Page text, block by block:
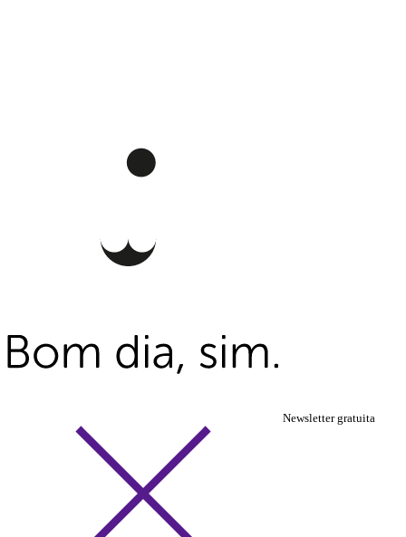
Newsletter gratuita